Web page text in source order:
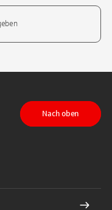
auf LinkedIn
Nach oben